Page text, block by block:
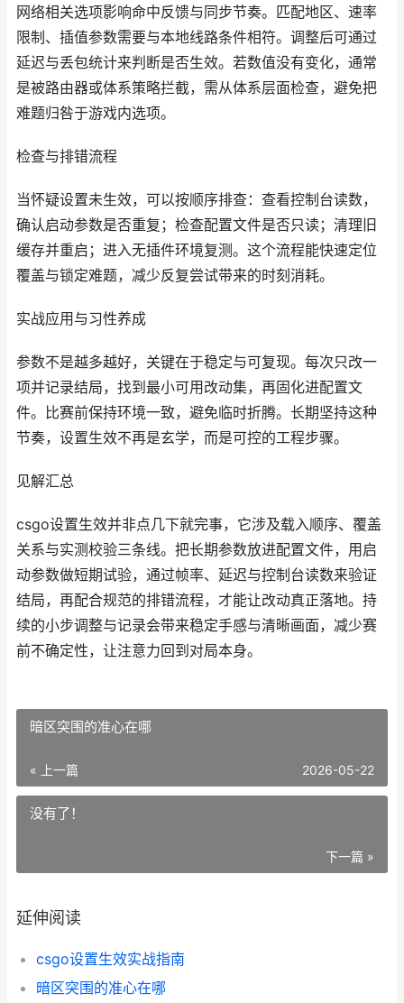
网络相关选项影响命中反馈与同步节奏。匹配地区、速率
限制、插值参数需要与本地线路条件相符。调整后可通过
延迟与丢包统计来判断是否生效。若数值没有变化，通常
是被路由器或体系策略拦截，需从体系层面检查，避免把
难题归咎于游戏内选项。
检查与排错流程
当怀疑设置未生效，可以按顺序排查：查看控制台读数，
确认启动参数是否重复；检查配置文件是否只读；清理旧
缓存并重启；进入无插件环境复测。这个流程能快速定位
覆盖与锁定难题，减少反复尝试带来的时刻消耗。
实战应用与习性养成
参数不是越多越好，关键在于稳定与可复现。每次只改一
项并记录结局，找到最小可用改动集，再固化进配置文
件。比赛前保持环境一致，避免临时折腾。长期坚持这种
节奏，设置生效不再是玄学，而是可控的工程步骤。
见解汇总
csgo设置生效并非点几下就完事，它涉及载入顺序、覆盖
关系与实测校验三条线。把长期参数放进配置文件，用启
动参数做短期试验，通过帧率、延迟与控制台读数来验证
结局，再配合规范的排错流程，才能让改动真正落地。持
续的小步调整与记录会带来稳定手感与清晰画面，减少赛
前不确定性，让注意力回到对局本身。
暗区突围的准心在哪
« 上一篇 2026-05-22
没有了！
下一篇 »
延伸阅读
csgo设置生效实战指南
暗区突围的准心在哪